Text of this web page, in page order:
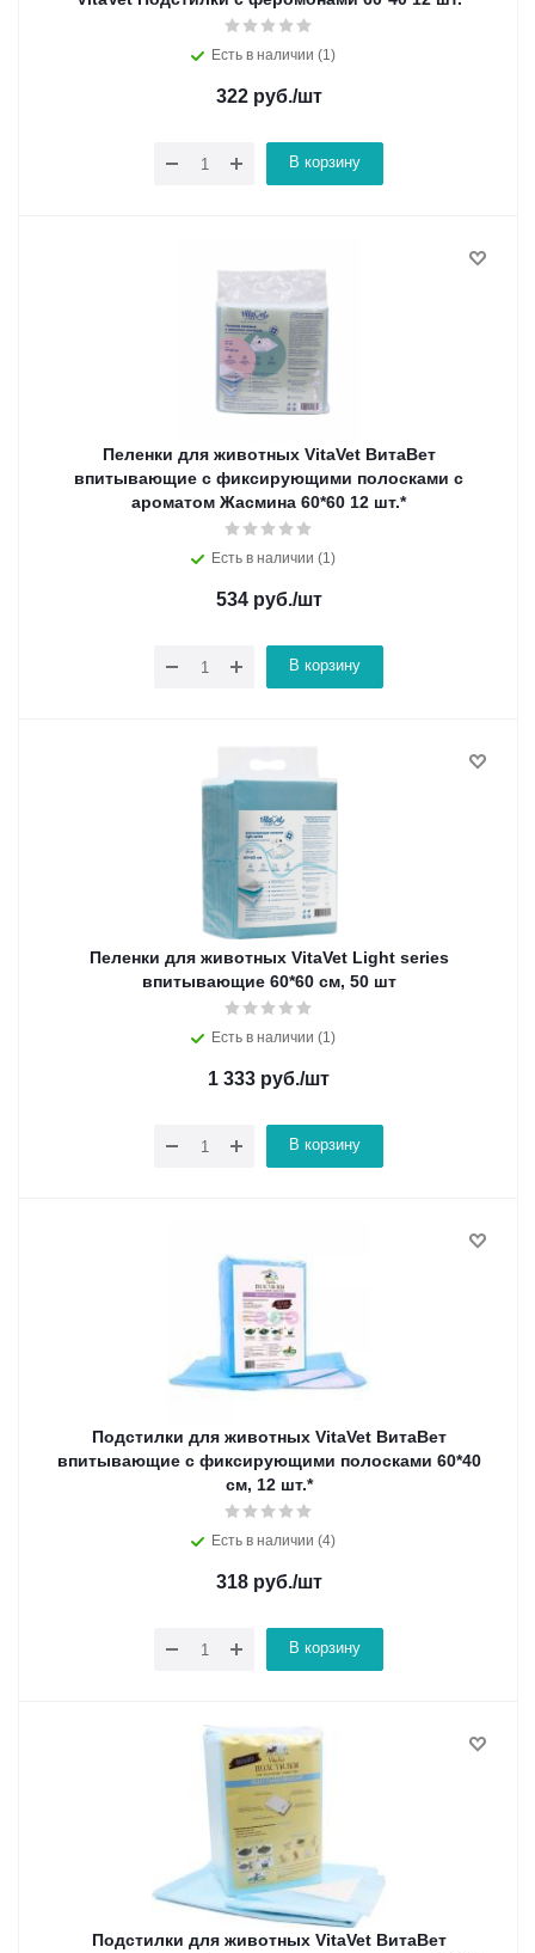
Есть в наличии (1)
322руб./шт
В корзину
Пеленки для животных VitaVet ВитаВет
впитывающие с фиксирующими полосками с
ароматом Жасмина 60*60 12 шт.*
Есть в наличии (1)
534руб./шт
В корзину
Пеленки для животных VitaVet Light series
впитывающие 60*60 см, 50 шт
Есть в наличии (1)
1 333 руб./шт
В корзину
Подстилки для животных VitaVet ВитаВет
впитывающие с фиксирующими полосками 60*40
см, 12 шт.*
Есть в наличии (4)
318руб./шт
В корзину
Подстилки для животных VitaVet ВитаВет